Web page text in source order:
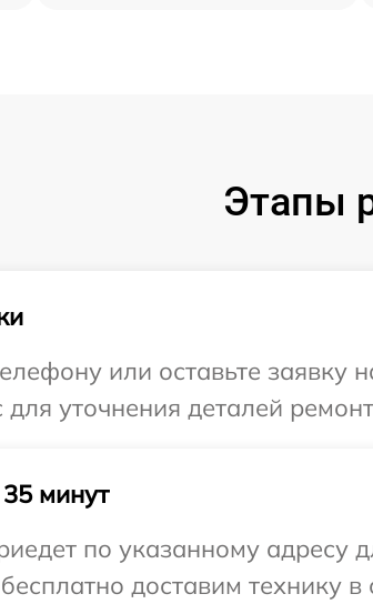
Этапы
или оставьте заявку
уточнения деталей
минут
по указанному адресу
доставим технику в